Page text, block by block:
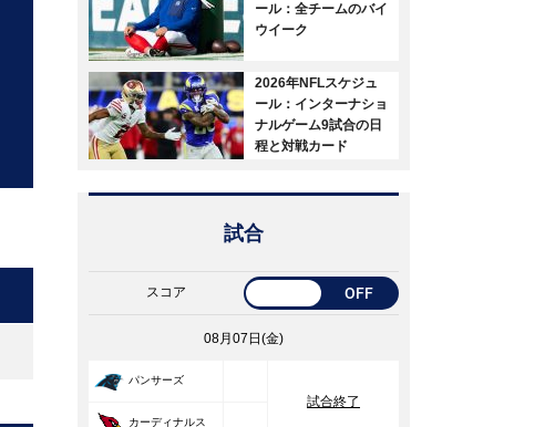
ール：全チームのバイ
ウイーク
2026年NFLスケジュ
ール：インターナショ
ナルゲーム9試合の日
程と対戦カード
試合
スコア OFF
08月07日(金)
パンサーズ
試合終了
カーディナルス